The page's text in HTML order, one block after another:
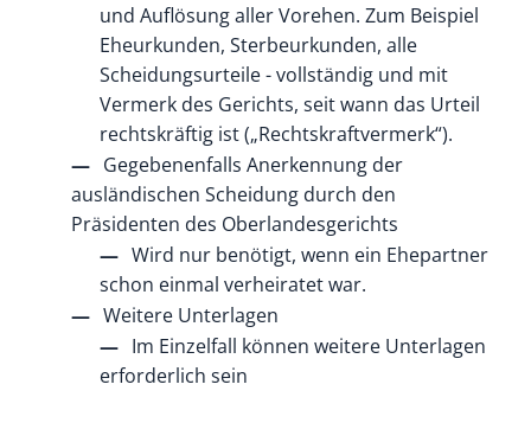
und Auflösung aller Vorehen. Zum Beispiel
Eheurkunden, Sterbeurkunden, alle
Scheidungsurteile - vollständig und mit
Vermerk des Gerichts, seit wann das Urteil
rechtskräftig ist („Rechtskraftvermerk“).
Gegebenenfalls Anerkennung der
ausländischen Scheidung durch den
Präsidenten des Oberlandesgerichts
Wird nur benötigt, wenn ein Ehepartner
schon einmal verheiratet war.
Weitere Unterlagen
Im Einzelfall können weitere Unterlagen
erforderlich sein